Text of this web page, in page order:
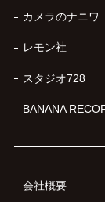
カメラのナニワ
レモン社
スタジオ728
BANANA
会社概要